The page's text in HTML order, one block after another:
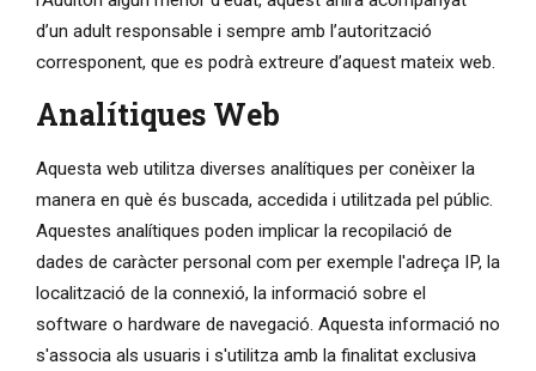
d’un adult responsable i sempre amb l’autorització
corresponent, que es podrà extreure d’aquest mateix web.
Analítiques Web
Aquesta web utilitza diverses analítiques per conèixer la
manera en què és buscada, accedida i utilitzada pel públic.
Aquestes analítiques poden implicar la recopilació de
dades de caràcter personal com per exemple l'adreça IP, la
localització de la connexió, la informació sobre el
software o hardware de navegació. Aquesta informació no
s'associa als usuaris i s'utilitza amb la finalitat exclusiva